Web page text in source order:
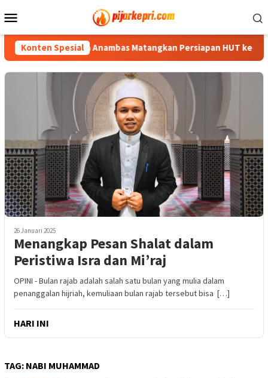
ke
Mobile
Konten Spesial
Sekda Anambas Matangkan Persiapan HUT ke-81 RI,
26 Januari 2025
Menangkap Pesan Shalat dalam
Peristiwa Isra dan Mi’raj
OPINI - Bulan rajab adalah salah satu bulan yang mulia dalam
penanggalan hijriah, kemuliaan bulan rajab tersebut bisa […]
HARI INI
TAG: NABI MUHAMMAD